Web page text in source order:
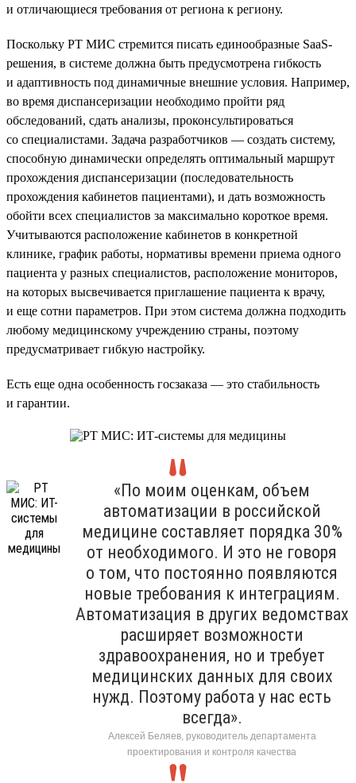
и отличающиеся требования от региона к региону.
Поскольку РТ МИС стремится писать единообразные SaaS-
решения, в системе должна быть предусмотрена гибкость
и адаптивность под динамичные внешние условия. Например,
во время диспансеризации необходимо пройти ряд
обследований, сдать анализы, проконсультироваться
со специалистами. Задача разработчиков — создать систему,
способную динамически определять оптимальный маршрут
прохождения диспансеризации (последовательность
прохождения кабинетов пациентами), и дать возможность
обойти всех специалистов за максимально короткое время.
Учитываются расположение кабинетов в конкретной
клинике, график работы, нормативы времени приема одного
пациента у разных специалистов, расположение мониторов,
на которых высвечивается приглашение пациента к врачу,
и еще сотни параметров. При этом система должна подходить
любому медицинскому учреждению страны, поэтому
предусматривает гибкую настройку.
Есть еще одна особенность госзаказа — это стабильность
и гарантии.
«По моим оценкам, объем
автоматизации в российской
медицине составляет порядка 30%
от необходимого. И это не говоря
о том, что постоянно появляются
новые требования к интеграциям.
Автоматизация в других ведомствах
расширяет возможности
здравоохранения, но и требует
медицинских данных для своих
нужд. Поэтому работа у нас есть
всегда».
Алексей Беляев, руководитель департамента
проектирования и контроля качества